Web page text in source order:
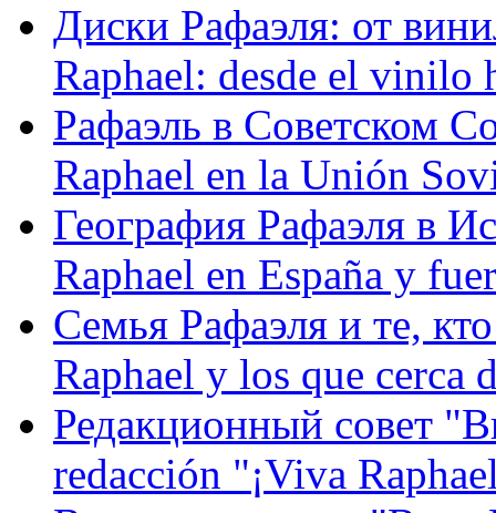
Диски Рафаэля: от
Raphael: desde el vinilo
Рафаэль в Советском
Raphael en la Unión
География Рафаэля в
Raphael en España y
Семья Рафаэля и те,
Raphael y los que cerca
Редакционный совет
redacción "¡Viva